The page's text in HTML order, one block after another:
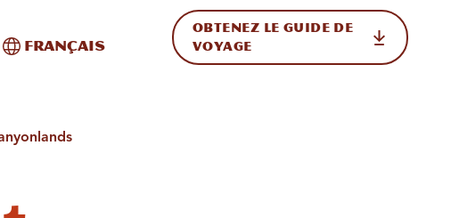
sur le site
Basculer vers l'international
Français
OBTENEZ LE GUIDE DE
VOYAGE